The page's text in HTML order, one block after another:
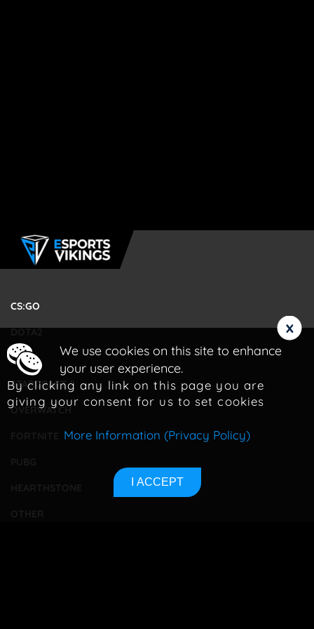
CS:GO
DOTA2
LOL
STARCRAFT 2
OVERWATCH
We use cookies on this site to enhance
your user experience.
By clicking any link on this page you are
giving your consent for us to set cookies
More Information (Privacy Policy)
I ACCEPT
x